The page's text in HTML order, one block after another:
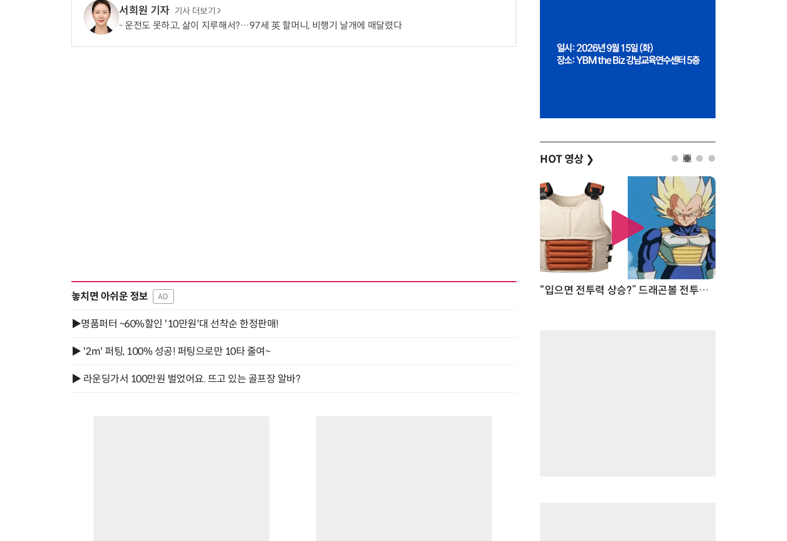
서희원 기자 기사 더보기
운전도 못하고, 삶이 지루해서?…97세 英 할머니, 비행기 날개에 매달렸다
놓치면 아쉬운 정보 AD
▶명품퍼터 ~60%할인 '10만원'대 선착순 한정판매!
▶ '2m' 퍼팅, 100% 성공! 퍼팅으로만 10타 줄여~
▶ 라운딩가서 100만원 벌었어요. 뜨고 있는 골프장 알바?
HOT 영상 ❯
“입으면 전투력 상승?” 드래곤볼 전투복 닮은 중량조끼